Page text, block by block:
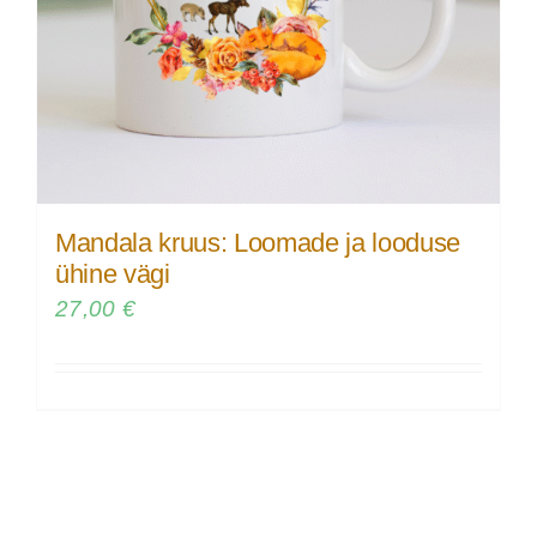
Mandala kruus: Loomade ja looduse
ühine vägi
27,00 €